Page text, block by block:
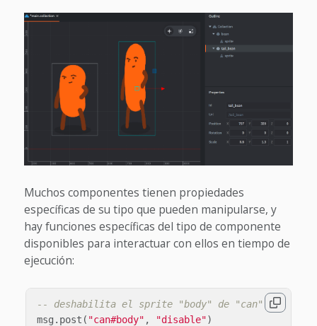
Muchos componentes tienen propiedades
específicas de su tipo que pueden manipularse, y
hay funciones específicas del tipo de componente
disponibles para interactuar con ellos en tiempo de
ejecución:
-- deshabilita el sprite "body" de "can"
msg . post ( "can#body" , "disable")